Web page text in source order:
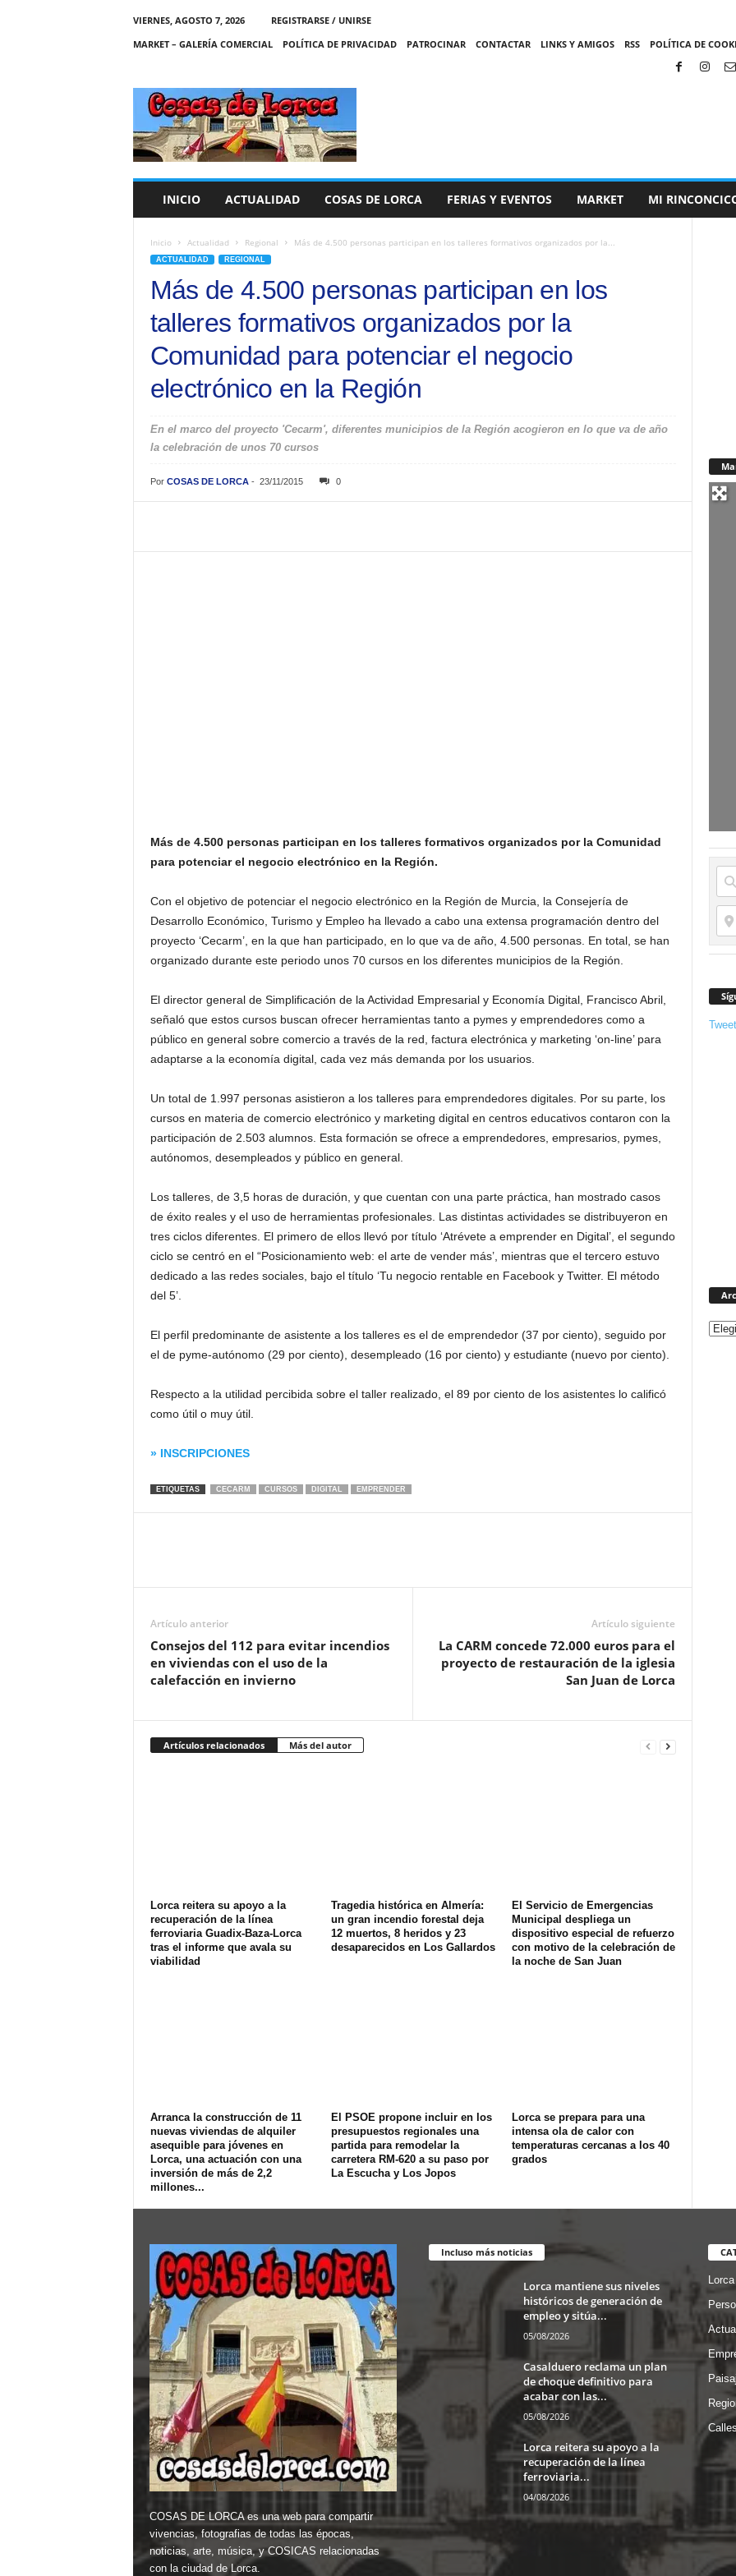
VIERNES, AGOSTO 7, 2026
REGISTRARSE / UNIRSE
MARKET – GALERÍA COMERCIAL
POLÍTICA DE PRIVACIDAD PATROCINAR CONTACTAR LINKS Y AMIGOS RSS POLÍTICA DE
C
A
S
INICIO ACTUALIDAD COSAS DE LORCA FERIAS Y EVENTOS MARKET MI
Inicio Actualidad Regional Más de 4.500 personas participan en los talleres formativos organizados por la...
ACTUALIDAD REGIONAL
Más de 4.500 personas participan en los
talleres formativos organizados por la
Comunidad para potenciar el negocio
electrónico en la Región
En el marco del proyecto 'Cecarm', diferentes municipios de la Región acogieron en lo que va de año
la celebración de unos 70 cursos
Por COSAS DE LORCA- 23/11/2015 0
Más de 4.500 personas participan en los talleres formativos organizados por la Comunidad
para potenciar el negocio electrónico en la Región.
Con el objetivo de potenciar el negocio electrónico en la Región de Murcia, la Consejería de
Desarrollo Económico, Turismo y Empleo ha llevado a cabo una extensa programación dentro del
proyecto ‘Cecarm’, en la que han participado, en lo que va de año, 4.500 personas. En total, se han
organizado durante este periodo unos 70 cursos en los diferentes municipios de la Región.
El director general de Simplificación de la Actividad Empresarial y Economía Digital, Francisco Abril,
señaló que estos cursos buscan ofrecer herramientas tanto a pymes y emprendedores como a
público en general sobre comercio a través de la red, factura electrónica y marketing ‘on-line’ para
adaptarse a la economía digital, cada vez más demanda por los usuarios.
Un total de 1.997 personas asistieron a los talleres para emprendedores digitales. Por su parte, los
cursos en materia de comercio electrónico y marketing digital en centros educativos contaron con la
participación de 2.503 alumnos. Esta formación se ofrece a emprendedores, empresarios, pymes,
autónomos, desempleados y público en general.
Los talleres, de 3,5 horas de duración, y que cuentan con una parte práctica, han mostrado casos
de éxito reales y el uso de herramientas profesionales. Las distintas actividades se distribuyeron en
tres ciclos diferentes. El primero de ellos llevó por título ‘Atrévete a emprender en Digital’, el segundo
ciclo se centró en el “Posicionamiento web: el arte de vender más’, mientras que el tercero estuvo
dedicado a las redes sociales, bajo el título ‘Tu negocio rentable en Facebook y Twitter. El método
del 5’.
El perfil predominante de asistente a los talleres es el de emprendedor (37 por ciento), seguido por
el de pyme-autónomo (29 por ciento), desempleado (16 por ciento) y estudiante (nuevo por ciento).
Respecto a la utilidad percibida sobre el taller realizado, el 89 por ciento de los asistentes lo calificó
como útil o muy útil.
» INSCRIPCIONES
ETIQUETAS CECARM CURSOS DIGITAL EMPRENDER
Artículo anterior
Consejos del 112 para evitar incendios
en viviendas con el uso de la
calefacción en invierno
Artículo siguiente
La CARM concede 72.000 euros para el
proyecto de restauración de la iglesia
San Juan de Lorca
Artículos relacionados Más del autor
Lorca reitera su apoyo a la
recuperación de la línea
ferroviaria Guadix-Baza-Lorca
tras el informe que avala su
viabilidad
Tragedia histórica en Almería:
un gran incendio forestal deja
12 muertos, 8 heridos y 23
desaparecidos en Los Gallardos
El Servicio de Emergencias
Municipal despliega un
dispositivo especial de refuerzo
con motivo de la celebración de
la noche de San Juan
Arranca la construcción de 11
nuevas viviendas de alquiler
asequible para jóvenes en
Lorca, una actuación con una
inversión de más de 2,2
millones...
El PSOE propone incluir en los
presupuestos regionales una
partida para remodelar la
carretera RM-620 a su paso por
La Escucha y Los Jopos
Lorca se prepara para una
intensa ola de calor con
temperaturas cercanas a los 40
grados
COSAS DE LORCA es una web para compartir
vivencias, fotografias de todas las épocas,
noticias, arte, música, y COSICAS relacionadas
con la ciudad de Lorca.
Incluso más noticias
Lorca mantiene sus niveles
históricos de generación de
empleo y sitúa...
05/08/2026
Casalduero reclama un plan
de choque definitivo para
acabar con las...
05/08/2026
Lorca reitera su apoyo a la
recuperación de la línea
ferroviaria...
04/08/2026
Lorca